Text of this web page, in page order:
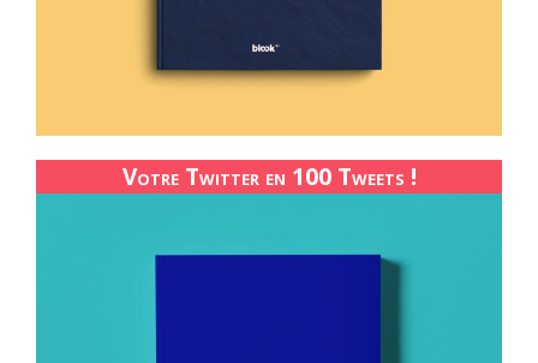
Votre Twitter en 100 Tweets !